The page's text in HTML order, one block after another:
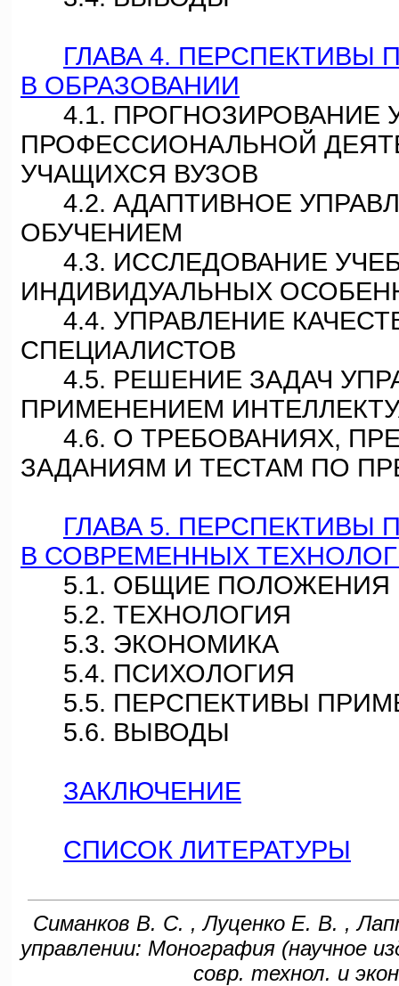
ГЛАВА 4. ПЕРСПЕКТИВЫ
В ОБРАЗОВАНИИ
4.1. ПРОГНОЗИРОВАНИЕ
ПРОФЕССИОНАЛЬНОЙ
УЧАЩИХСЯ ВУЗОВ
4.2. АДАПТИВНОЕ
ОБУЧЕНИЕМ
4.3. ИССЛЕДОВАНИЕ
ИНДИВИДУАЛЬНЫХ
4.4. УПРАВЛЕНИЕ
СПЕЦИАЛИСТОВ
4.5. РЕШЕНИЕ ЗАДАЧ
ПРИМЕНЕНИЕМ
4.6. О ТРЕБОВАНИЯХ,
ЗАДАНИЯМ И ТЕСТАМ ПО
ГЛАВА 5. ПЕРСПЕКТИВЫ
В СОВРЕМЕННЫХ
5.1. ОБЩИЕ ПОЛОЖЕНИЯ
5.2. ТЕХНОЛОГИЯ
5.3. ЭКОНОМИКА
5.4. ПСИХОЛОГИЯ
5.5. ПЕРСПЕКТИВЫ
5.6. ВЫВОДЫ
ЗАКЛЮЧЕНИЕ
СПИСОК ЛИТЕРАТУРЫ
Симанков В. С. , Луценко Е. В. ,
управлении: Монография (научное
совр. технол. и